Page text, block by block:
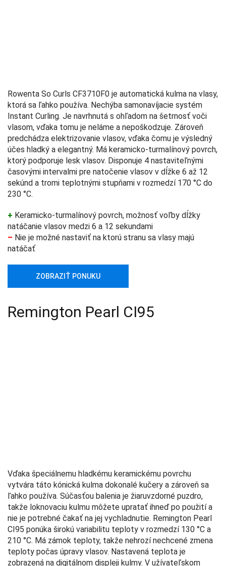
Rowenta So Curls CF3710F0 je automatická kulma na vlasy,
ktorá sa ľahko používa. Nechýba samonavíjacie systém
Instant Curling. Je navrhnutá s ohľadom na šetrnosť voči
vlasom, vďaka tomu je neláme a nepoškodzuje. Zároveň
predchádza elektrizovanie vlasov, vďaka čomu je výsledný
účes hladký a elegantný. Má keramicko-turmalínový povrch,
ktorý podporuje lesk vlasov. Disponuje 4 nastaviteľnými
časovými intervalmi pre natočenie vlasov v dĺžke 6 až 12
sekúnd a tromi teplotnými stupňami v rozmedzí 170 °C do
230 °C.
+ Keramicko-turmalínový povrch, možnosť voľby dĺžky
natáčanie vlasov medzi 6 a 12 sekundami
– Nie je možné nastaviť na ktorú stranu sa vlasy majú
natáčať
ZOBRAZIŤ PONUKU
Remington Pearl CI95
Vďaka špeciálnemu hladkému keramickému povrchu
vytvára táto kónická kulma dokonalé kučery a zároveň sa
ľahko používa. Súčasťou balenia je žiaruvzdorné puzdro,
takže loknovaciu kulmu môžete upratať ihneď po použití a
nie je potrebné čakať na jej vychladnutie. Remington Pearl
CI95 ponúka širokú variabilitu teploty v rozmedzí 130 °C a
210 °C. Má zámok teploty, takže nehrozí nechcené zmena
teploty počas úpravy vlasov. Nastavená teplota je
zobrazená na digitálnom displeji kulmy. V užívateľskom